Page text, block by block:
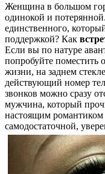
Женщина в большом
одинокой и
единственного,
поддержкой? Как
Если вы по натуре
попробуйте поместить
жизни, на заднем
действующий номер
звонков можно сразу
мужчина, который
настоящим романтиком
самодостаточной,